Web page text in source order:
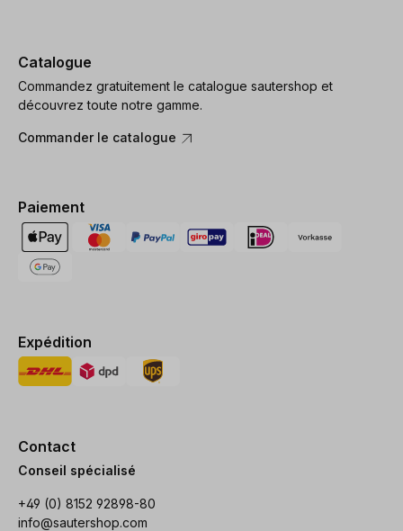
Catalogue
Commandez gratuitement le catalogue sautershop et
découvrez toute notre gamme.
Commander le catalogue
Paiement
Expédition
Contact
Conseil spécialisé
+49 (0) 8152 92898-80
info@sautershop.com